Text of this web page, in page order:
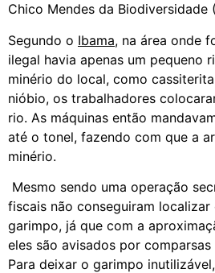
Chico Mendes da Biodiversidade
Segundo o Ibama, na área onde
ilegal havia apenas um pequeno
minério do local, como
nióbio, os trabalhadores
rio. As máquinas então
até o tonel, fazendo com que a
minério.
Mesmo sendo uma operação
fiscais não conseguiram localizar
garimpo, já que com a
eles são avisados por comparsas
Para deixar o garimpo